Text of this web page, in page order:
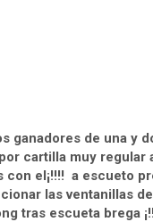
ganadores de una y
cartilla muy
con el¡!!!! a escueto
las ventanillas
tras escueta brega